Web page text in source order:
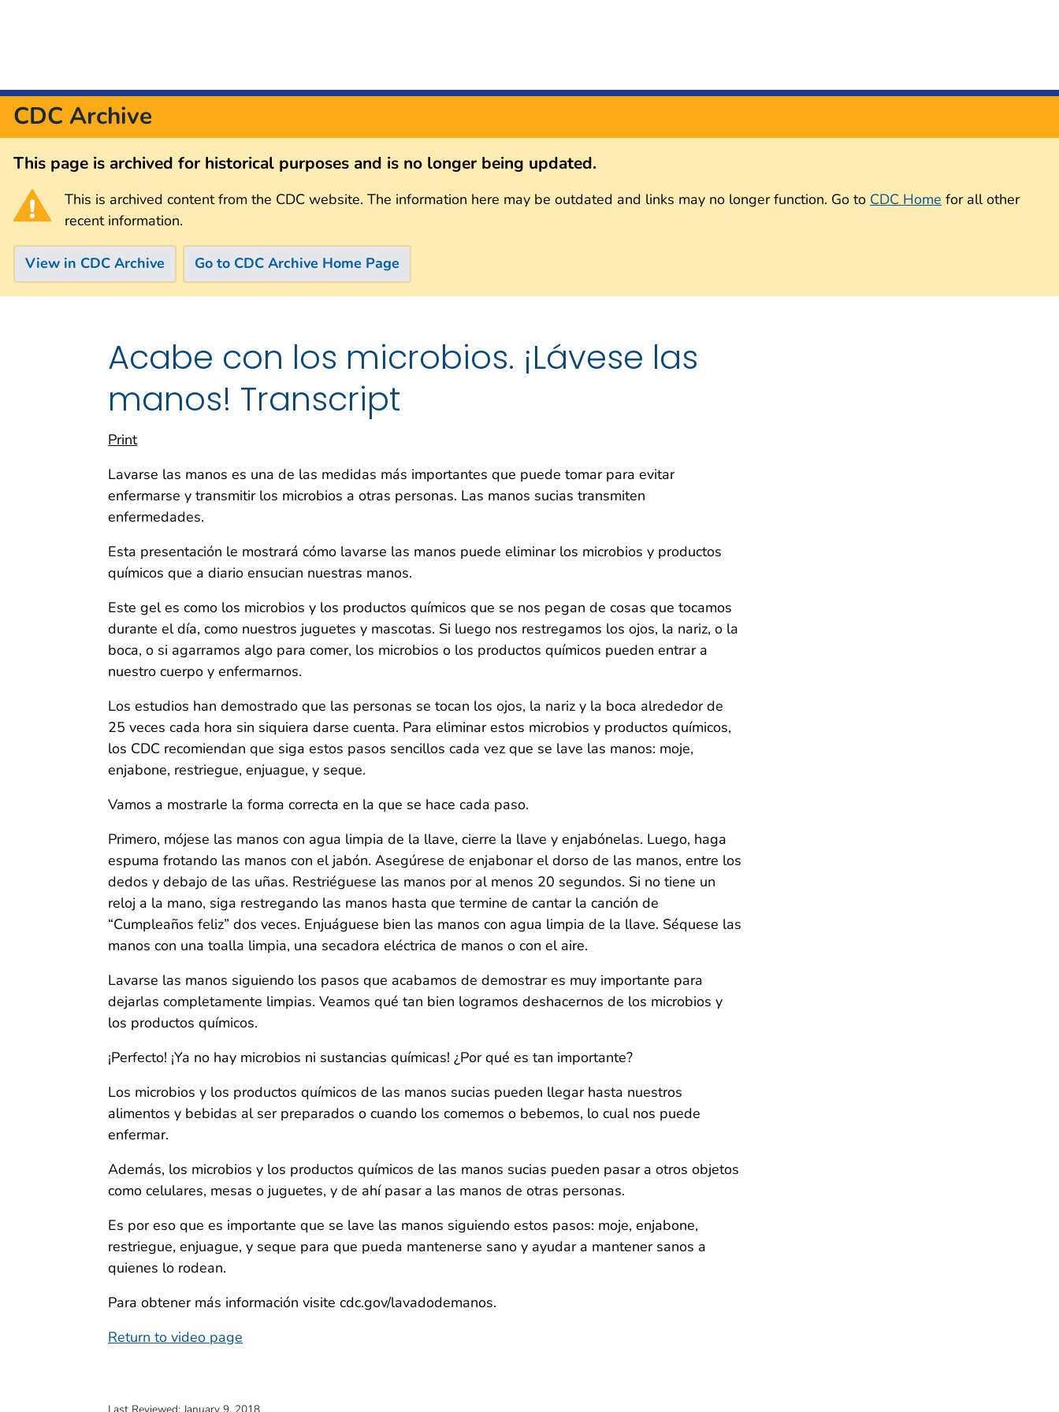
CDC Archive
This page is archived for historical purposes and is no longer being updated.
This is archived content from the CDC website. The information here may be outdated and links may no longer function. Go to CDC Home for all other
recent information.
View in CDC Archive Go to CDC Archive Home Page
Acabe con los microbios. ¡Lávese las
manos! Transcript
Print
Lavarse las manos es una de las medidas más importantes que puede tomar para evitar
enfermarse y transmitir los microbios a otras personas. Las manos sucias transmiten
enfermedades.
Esta presentación le mostrará cómo lavarse las manos puede eliminar los microbios y productos
químicos que a diario ensucian nuestras manos.
Este gel es como los microbios y los productos químicos que se nos pegan de cosas que tocamos
durante el día, como nuestros juguetes y mascotas. Si luego nos restregamos los ojos, la nariz, o la
boca, o si agarramos algo para comer, los microbios o los productos químicos pueden entrar a
nuestro cuerpo y enfermarnos.
Los estudios han demostrado que las personas se tocan los ojos, la nariz y la boca alrededor de
25 veces cada hora sin siquiera darse cuenta. Para eliminar estos microbios y productos químicos,
los CDC recomiendan que siga estos pasos sencillos cada vez que se lave las manos: moje,
enjabone, restriegue, enjuague, y seque.
Vamos a mostrarle la forma correcta en la que se hace cada paso.
Primero, mójese las manos con agua limpia de la llave, cierre la llave y enjabónelas. Luego, haga
espuma frotando las manos con el jabón. Asegúrese de enjabonar el dorso de las manos, entre los
dedos y debajo de las uñas. Restriéguese las manos por al menos 20 segundos. Si no tiene un
reloj a la mano, siga restregando las manos hasta que termine de cantar la canción de
“Cumpleaños feliz” dos veces. Enjuáguese bien las manos con agua limpia de la llave. Séquese las
manos con una toalla limpia, una secadora eléctrica de manos o con el aire.
Lavarse las manos siguiendo los pasos que acabamos de demostrar es muy importante para
dejarlas completamente limpias. Veamos qué tan bien logramos deshacernos de los microbios y
los productos químicos.
¡Perfecto! ¡Ya no hay microbios ni sustancias químicas! ¿Por qué es tan importante?
Los microbios y los productos químicos de las manos sucias pueden llegar hasta nuestros
alimentos y bebidas al ser preparados o cuando los comemos o bebemos, lo cual nos puede
enfermar.
Además, los microbios y los productos químicos de las manos sucias pueden pasar a otros objetos
como celulares, mesas o juguetes, y de ahí pasar a las manos de otras personas.
Es por eso que es importante que se lave las manos siguiendo estos pasos: moje, enjabone,
restriegue, enjuague, y seque para que pueda mantenerse sano y ayudar a mantener sanos a
quienes lo rodean.
Para obtener más información visite cdc.gov/lavadodemanos.
Return to video page